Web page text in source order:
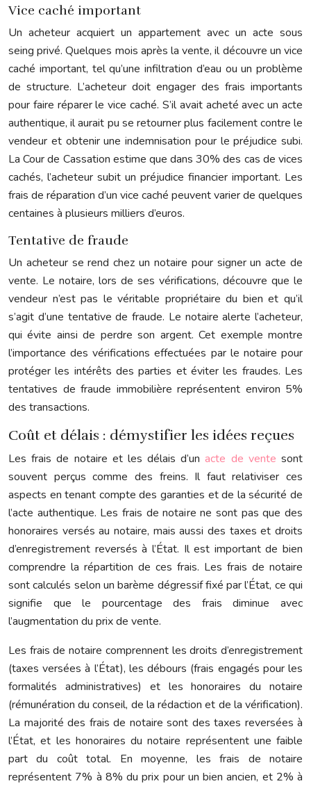
Vice caché important
Un acheteur acquiert un appartement avec un acte sous
seing privé. Quelques mois après la vente, il découvre un vice
caché important, tel qu’une infiltration d’eau ou un problème
de structure. L’acheteur doit engager des frais importants
pour faire réparer le vice caché. S’il avait acheté avec un acte
authentique, il aurait pu se retourner plus facilement contre le
vendeur et obtenir une indemnisation pour le préjudice subi.
La Cour de Cassation estime que dans 30% des cas de vices
cachés, l’acheteur subit un préjudice financier important. Les
frais de réparation d’un vice caché peuvent varier de quelques
centaines à plusieurs milliers d’euros.
Tentative de fraude
Un acheteur se rend chez un notaire pour signer un acte de
vente. Le notaire, lors de ses vérifications, découvre que le
vendeur n’est pas le véritable propriétaire du bien et qu’il
s’agit d’une tentative de fraude. Le notaire alerte l’acheteur,
qui évite ainsi de perdre son argent. Cet exemple montre
l’importance des vérifications effectuées par le notaire pour
protéger les intérêts des parties et éviter les fraudes. Les
tentatives de fraude immobilière représentent environ 5%
des transactions.
Coût et délais : démystifier les idées reçues
Les frais de notaire et les délais d’unacte de ventesont
souvent perçus comme des freins. Il faut relativiser ces
aspects en tenant compte des garanties et de la sécurité de
l’acte authentique. Les frais de notaire ne sont pas que des
honoraires versés au notaire, mais aussi des taxes et droits
d’enregistrement reversés à l’État. Il est important de bien
comprendre la répartition de ces frais. Les frais de notaire
sont calculés selon un barème dégressif fixé par l’État, ce qui
signifie que le pourcentage des frais diminue avec
l’augmentation du prix de vente.
Les frais de notaire comprennent les droits d’enregistrement
(taxes versées à l’État), les débours (frais engagés pour les
formalités administratives) et les honoraires du notaire
(rémunération du conseil, de la rédaction et de la vérification).
La majorité des frais de notaire sont des taxes reversées à
l’État, et les honoraires du notaire représentent une faible
part du coût total. En moyenne, les frais de notaire
représentent 7% à 8% du prix pour un bien ancien, et 2% à